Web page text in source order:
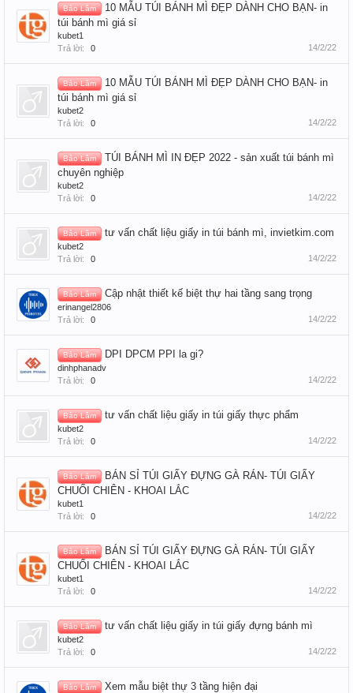
Bảo Lâm
10 MẪU TÚI BÁNH MÌ ĐẸP DÀNH CHO BẠN- in
túi bánh mì giá sỉ
kubet1
Trả lời:
0 14/2/22
Bảo Lâm
10 MẪU TÚI BÁNH MÌ ĐẸP DÀNH CHO BẠN- in
túi bánh mì giá sỉ
kubet2
Trả lời:
0 14/2/22
Bảo Lâm
TÚI BÁNH MÌ IN ĐẸP 2022 - sản xuất túi bánh mì
chuyên nghiệp
kubet2
Trả lời:
0 14/2/22
Bảo Lâm tư vấn chất liệu giấy in túi bánh mì, invietkim.com
kubet2
Trả lời:
0 14/2/22
Bảo Lâm Cập nhật thiết kế biệt thự hai tầng sang trọng
erinangel2806
Trả lời:
0 14/2/22
Bảo Lâm DPI DPCM PPI la gi?
dinhphanadv
Trả lời:
0 14/2/22
Bảo Lâm tư vấn chất liệu giấy in túi giấy thực phẩm
kubet2
Trả lời:
0 14/2/22
Bảo Lâm
BÁN SỈ TÚI GIẤY ĐỰNG GÀ RÁN- TÚI GIẤY
CHUỐI CHIÊN - KHOAI LẮC
kubet1
Trả lời:
0 14/2/22
Bảo Lâm
BÁN SỈ TÚI GIẤY ĐỰNG GÀ RÁN- TÚI GIẤY
CHUỐI CHIÊN - KHOAI LẮC
kubet1
Trả lời:
0 14/2/22
Bảo Lâm tư vấn chất liệu giấy in túi giấy đựng bánh mì
kubet2
Trả lời:
0 14/2/22
Bảo Lâm Xem mẫu biệt thự 3 tầng hiện đại